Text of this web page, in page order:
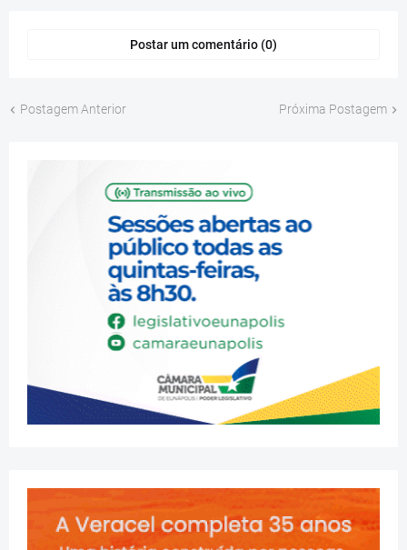
Postar um comentário (0)
Postagem Anterior Próxima Postagem